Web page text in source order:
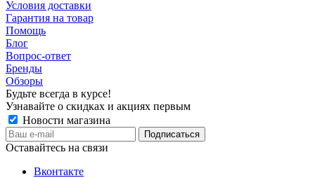
Условия доставки
Гарантия на товар
Помощь
Блог
Вопрос-ответ
Бренды
Обзоры
Будьте всегда в курсе!
Узнавайте о скидках и акциях первым
Новости магазина
Оставайтесь на связи
Вконтакте